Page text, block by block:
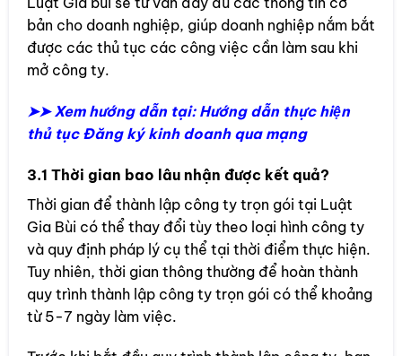
bản cho doanh nghiệp, giúp doanh nghiệp nắm bắt
được các thủ tục các công việc cần làm sau khi
mở công ty.
➤➤ Xem hướng dẫn tại: Hướng dẫn thực hiện
thủ tục Đăng ký kinh doanh qua mạng
3.1 Thời gian bao lâu nhận được kết quả?
Thời gian để thành lập công ty trọn gói tại Luật
Gia Bùi có thể thay đổi tùy theo loại hình công ty
và quy định pháp lý cụ thể tại thời điểm thực hiện.
Tuy nhiên, thời gian thông thường để hoàn thành
quy trình thành lập công ty trọn gói có thể khoảng
từ 5-7 ngày làm việc.